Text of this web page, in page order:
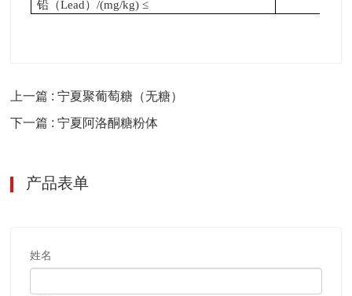
铅（Lead）/(mg/kg) ≤
上一篇 : 宁夏聚葡萄糖（无糖）
下一篇 : 宁夏阿洛酮糖粉体
产品表单
姓名